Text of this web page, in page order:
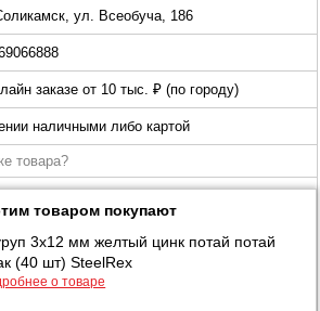
ул. Всеобуча, 186
заказе от 10 тыс. ₽ (по городу)
наличными либо картой
товара?
товаром покупают
3х12 мм желтый цинк потай потай
(40 шт) SteelRex
о товаре